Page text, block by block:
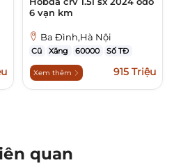
6 vạn km
Ba Đình,Hà Nội
Cũ Xăng 60000 Số TĐ
Xem thêm 915 Triệu
quan